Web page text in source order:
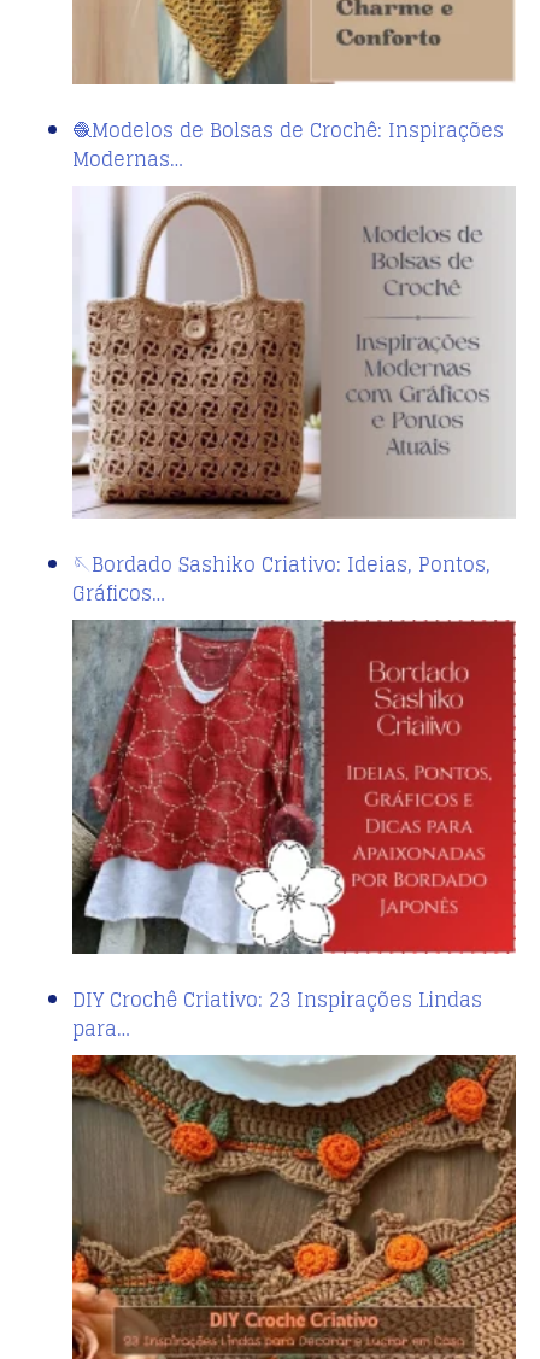
🧶Modelos de Bolsas de Crochê: Inspirações
Modernas…
🪡Bordado Sashiko Criativo: Ideias, Pontos,
Gráficos…
DIY Crochê Criativo: 23 Inspirações Lindas
para…